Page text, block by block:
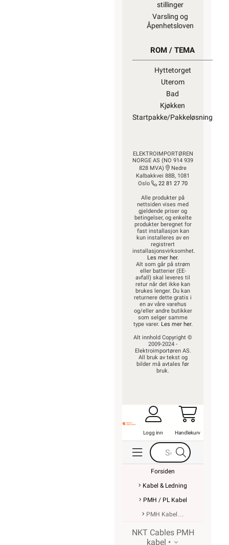
stillinger
Varsling og
Åpenhetsloven
ROM / TEMA
Hyttetorget
Uterom
Bad
Kjøkken
Startpakke/Pakkeløsning
ELEKTROIMPORTØREN
NORGE AS (NO 914 939
828 MVA)
Nedre
Kalbakkvei 88B, 1081
Oslo
22 81 27 70
Alle produkter på
nettsiden vises med
gjeldende priser og
betingelser, og enkelte
produkter beregnet for
fast installasjon kan
kun installeres av en
registrert
installasjonsvirksomhet.
Les mer her.
Alt som går på strøm
eller batterier (EE-
avfall) skal leveres til
retur når det ikke kan
brukes lenger. Du kan
returnere dette gratis i
en av våre varehus
og/eller andre butikker
som selger samme
type varer. Les mer her.
Alt innhold Copyright ©
2009-2024 -
Elektroimportøren AS.
All bruk av tekst og
bilder må avtales før
bruk.
Logg inn Handlekurv
Forsiden
Kabel & Ledning
PMH / PL Kabel
PMH Kabel
NKT Cables PMH
kabel •